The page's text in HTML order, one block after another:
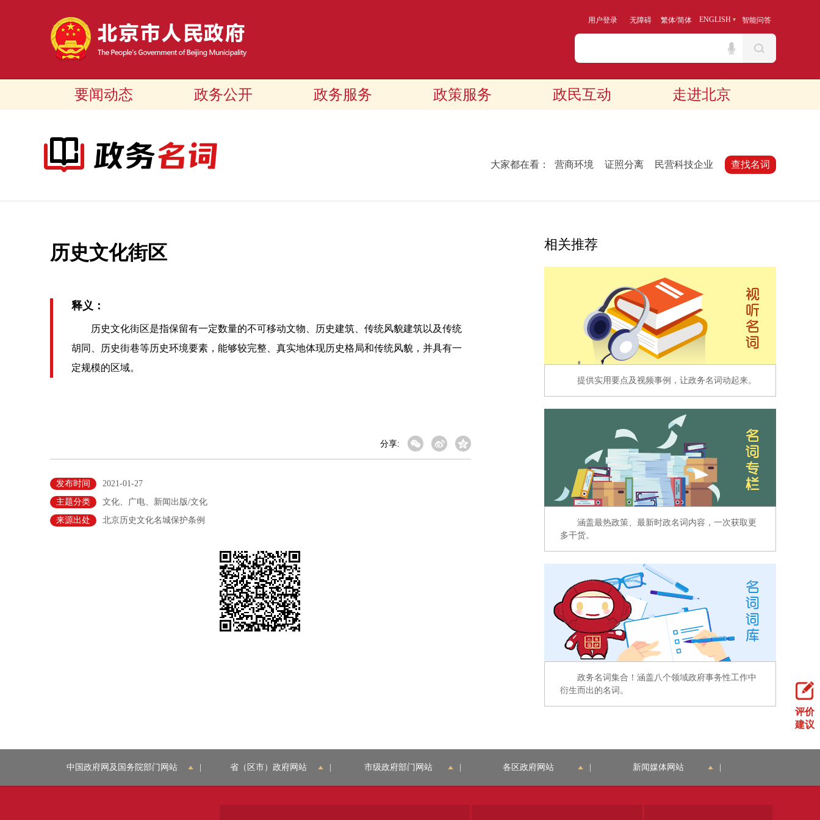
用户登录 无障碍 繁体/简体 ENGLISH 智能问答
要闻动态 政务公开 政务服务 政策服务 政民互动 走进北京
大家都在看： 营商环境 证照分离 民营科技企业 查找名词
历史文化街区
释义：
历史文化街区是指保留有一定数量的不可移动文物、历史建筑、传统风貌建筑以及传统
胡同、历史街巷等历史环境要素，能够较完整、真实地体现历史格局和传统风貌，并具有一
定规模的区域。
分享:
发布时间
2021-01-27
主题分类
文化、广电、新闻出版/文化
来源出处
北京历史文化名城保护条例
相关推荐
提供实用要点及视频事例，让政务名词动起来。
涵盖最热政策、最新时政名词内容，一次获取更
多干货。
政务名词集合！涵盖八个领域政府事务性工作中
衍生而出的名词。
评价
建议
中国政府网及国务院部门网站 省（区市）政府网站 市级政府部门网站 各区政府网站 新闻媒体网站